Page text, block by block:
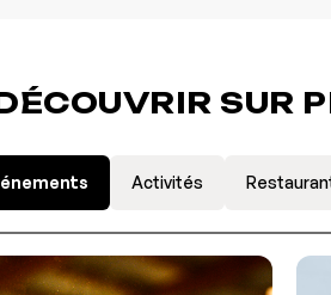
SUR
Activités